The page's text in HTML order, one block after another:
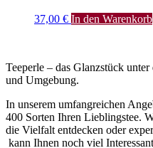
37,00 € In den Warenkorb
Teeperle – das Glanzstück
und Umgebung.
In unserem umfangreichen
400 Sorten Ihren Lieblingstee.
die Vielfalt entdecken oder
kann Ihnen noch viel